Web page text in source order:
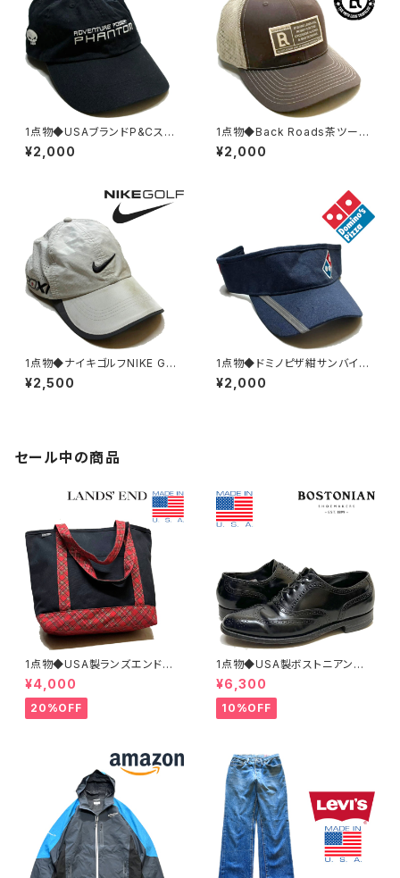
1点物◆USAブランドP&Cスカ
ル刺繍ロゴ帽子/黒ベースボー
ルキャップ古着メンズレディース
¥2,000
1点物◆Back Roads茶ツート
ン帽子USA企業メッシュキャップ
古着メンズレディースOKアメカ
¥2,000
1点物◆ナイキゴルフNIKE GOL
Fベージュ帽子ベースボールキ
ャップ古着メンズレディースOK
¥2,500
1点物◆ドミノピザ紺サンバイザ
ー帽子キャップ古着メンズレディ
ースOKアメカジ90sストリート/
¥2,000
セール中の商品
1点物◆USA製ランズエンド黒ト
ートバッグ鞄カバン古着メンズレ
ディースOKアメカジ90sストリ
ート/スポーツUSAブランド中古
エコバッグ348659
¥4,000
20%OFF
1点物◆USA製ボストニアン黒
革靴レザーシューズ古着メンズ2
6.5レディースOKアメカジ90s
ストリートUSスポーツ中古スニ
ーカーBOSTONIAN362316
¥6,300
10%OFF